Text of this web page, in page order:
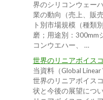
界のシリコンウェー
業の動向（売上、販
ト別市場規模（種類
磨；用途別：300mm
コンウエハー、 …
世界のリニアボイス
当資料（Global
世界のリニアボイス
状と今後の展望につ